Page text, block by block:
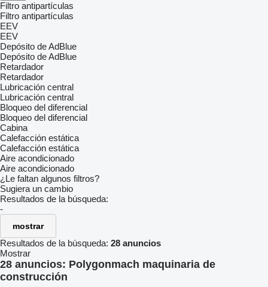
Filtro antipartículas
Filtro antipartículas
EEV
EEV
Depósito de AdBlue
Depósito de AdBlue
Retardador
Retardador
Lubricación central
Lubricación central
Bloqueo del diferencial
Bloqueo del diferencial
Cabina
Calefacción estática
Calefacción estática
Aire acondicionado
Aire acondicionado
¿Le faltan algunos filtros?
Sugiera un cambio
Resultados de la búsqueda:
-
mostrar
Resultados de la búsqueda: 28 anuncios
Mostrar
28 anuncios: Polygonmach maquinaria de
construcción